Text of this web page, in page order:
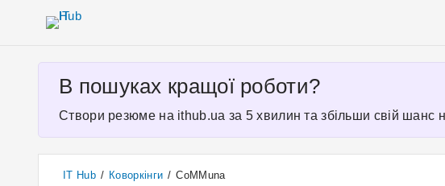
В пошуках кращої роботи?
Створи резюме на ithub.ua за 5 хвилин та збільши свій шанс
IT Hub / Коворкінги / CoMMuna